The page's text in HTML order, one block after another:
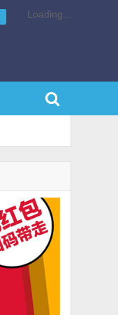
Loading...